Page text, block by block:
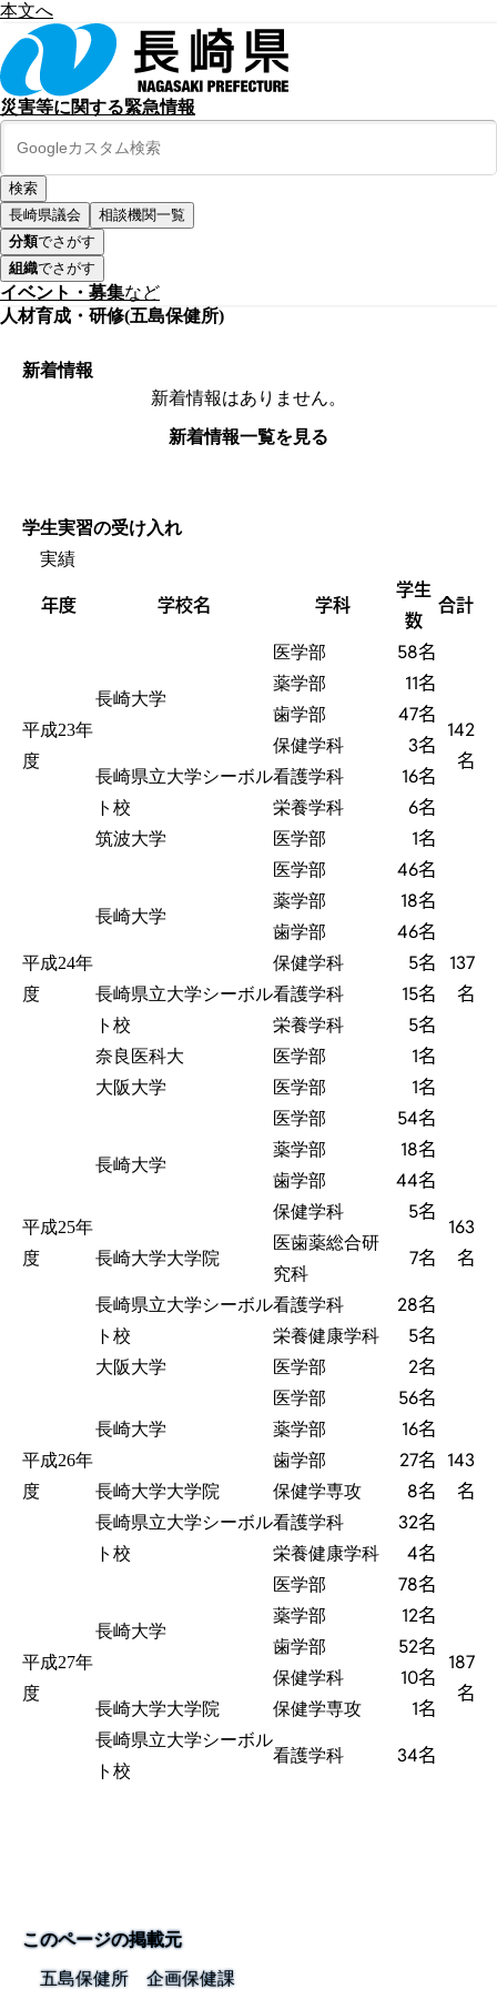
本文へ
災害等に関する緊急情報
長崎県議会
相談機関一覧
分類でさがす
組織でさがす
イベント・募集など
人材育成・研修(五島保健所)
新着情報
新着情報はありません。
新着情報一覧を見る
学生実習の受け入れ
実績
年度 学校名 学科
学生
数
合計
平成23年
度
長崎大学
医学部 58名
142
名
薬学部 11名
歯学部 47名
保健学科 3名
長崎県立大学シーボル
ト校
看護学科 16名
栄養学科 6名
筑波大学 医学部 1名
平成24年
度
長崎大学
医学部 46名
137
名
薬学部 18名
歯学部 46名
保健学科 5名
長崎県立大学シーボル
ト校
看護学科 15名
栄養学科 5名
奈良医科大 医学部 1名
大阪大学 医学部 1名
平成25年
度
長崎大学
医学部 54名
163
名
薬学部 18名
歯学部 44名
保健学科 5名
長崎大学大学院
医歯薬総合研
究科
7名
長崎県立大学シーボル
ト校
看護学科 28名
栄養健康学科 5名
大阪大学 医学部 2名
平成26年
度
長崎大学
医学部 56名
143
名
薬学部 16名
歯学部 27名
長崎大学大学院 保健学専攻 8名
長崎県立大学シーボル
ト校
看護学科 32名
栄養健康学科 4名
平成27年
度
長崎大学
医学部 78名
187
名
薬学部 12名
歯学部 52名
保健学科 10名
長崎大学大学院 保健学専攻 1名
長崎県立大学シーボル
ト校
看護学科 34名
このページの掲載元
五島保健所 企画保健課